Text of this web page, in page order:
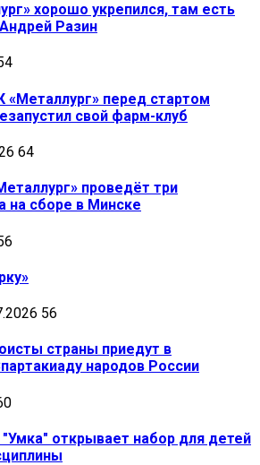
хорошо укрепился, там есть
Разин
«Металлург» перед стартом
свой фарм-клуб
64
проведёт три
на сборе в Минске
56
страны приедут в
народов России
открывает набор для детей